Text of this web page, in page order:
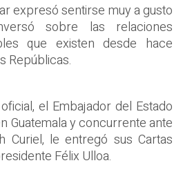
expresó sentirse muy a gusto
sobre las relaciones
que existen desde hace
Repúblicas.
el Embajador del Estado
Guatemala y concurrente ante
Curiel, le entregó sus Cartas
Félix Ulloa.